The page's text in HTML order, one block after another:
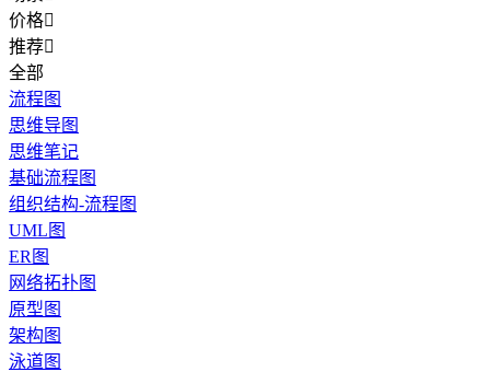
价格
推荐
全部
流程图
思维导图
思维笔记
基础流程图
组织结构-流程图
UML图
ER图
网络拓扑图
原型图
架构图
泳道图